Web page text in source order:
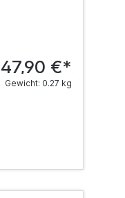
47,90 €*
Gewicht: 0.27 kg